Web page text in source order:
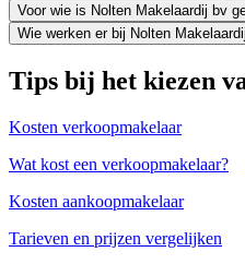
Voor wie is Nolten Makelaardij bv
Wie werken er bij Nolten
Tips bij het kiezen
Kosten verkoopmakelaar
Wat kost een verkoopmakelaar?
Kosten aankoopmakelaar
Tarieven en prijzen vergelijken